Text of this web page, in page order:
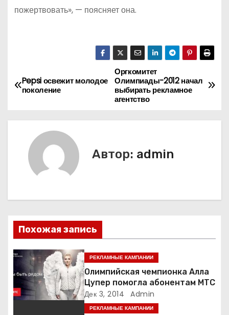
пожертвовать», — поясняет она.
Н
а
в
ц
и
я
п
о
Оргкомитет
Олимпиады-2012 начал
выбирать рекламное
агентство
Pepsi освежит молодое
поколение
Автор: admin
Похожая запись
РЕКЛАМНЫЕ КАМПАНИИ
Олимпийская чемпионка Алла
Цупер помогла абонентам МТС
Дек 3, 2014 Admin
РЕКЛАМНЫЕ КАМПАНИИ